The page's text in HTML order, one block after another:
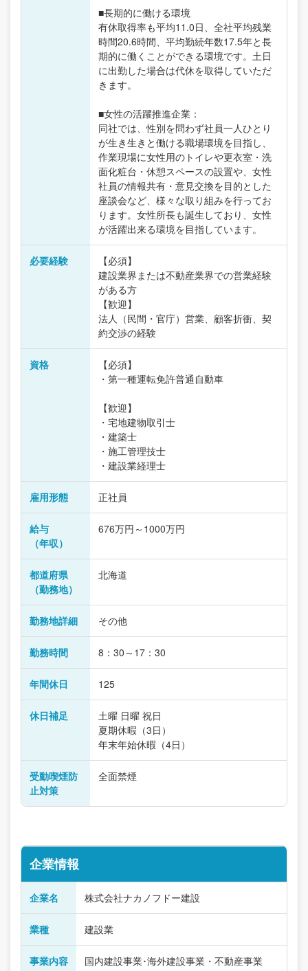
■長期的に働ける環境
有休取得率も平均11.0日、全社平均残業
時間20.6時間、平均勤続年数17.5年と長
期的に働くことができる環境です。土日
に出勤した場合は代休を取得していただ
きます。
■女性の活躍推進企業：
同社では、性別を問わず社員一人ひとり
が生き生きと働ける職場環境を目指し、
作業現場に女性用のトイレや更衣室・洗
面化粧台・休憩スペースの設置や、女性
社員の情報共有・意見交換を目的とした
座談会など、様々な取り組みを行ってお
ります。女性所長も誕生しており、女性
が活躍出来る環境を目指しています。
必要経験
【必須】
建設業界または不動産業界での営業経験
がある方
【歓迎】
法人（民間・官庁）営業、顧客折衝、契
約交渉の経験
資格
【必須】
・第一種運転免許普通自動車
【歓迎】
・宅地建物取引士
・建築士
・施工管理技士
・建設業経理士
雇用形態 正社員
給与
（年収）
676万円～1000万円
都道府県
（勤務地）
北海道
勤務地詳細 その他
勤務時間 8：30～17：30
年間休日 125
休日補足
土曜 日曜 祝日
夏期休暇（3日）
年末年始休暇（4日）
受動喫煙防
止対策
全面禁煙
企業情報
企業名 株式会社ナカノフドー建設
業種 建設業
事業内容 国内建設事業･海外建設事業・不動産事業